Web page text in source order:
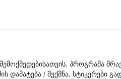
პროგრამა
დამატება / შექმნა.